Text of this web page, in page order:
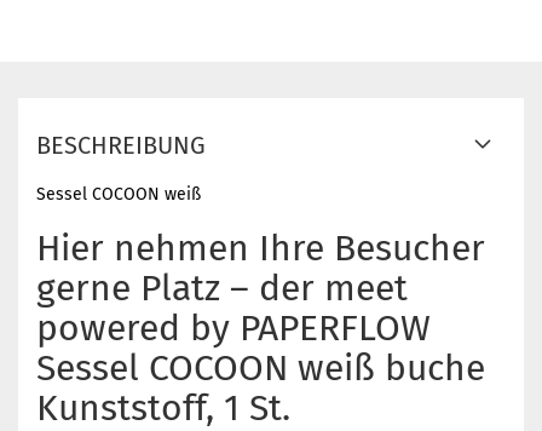
BESCHREIBUNG
Sessel COCOON weiß
Hier nehmen Ihre Besucher
gerne Platz – der meet
powered by PAPERFLOW
Sessel COCOON weiß buche
Kunststoff, 1 St.